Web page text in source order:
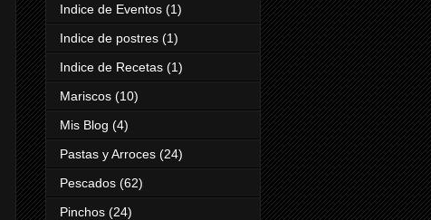
Indice de Eventos (1)
Indice de postres (1)
Indice de Recetas (1)
Mariscos (10)
Mis Blog (4)
Pastas y Arroces (24)
Pescados (62)
Pinchos (24)